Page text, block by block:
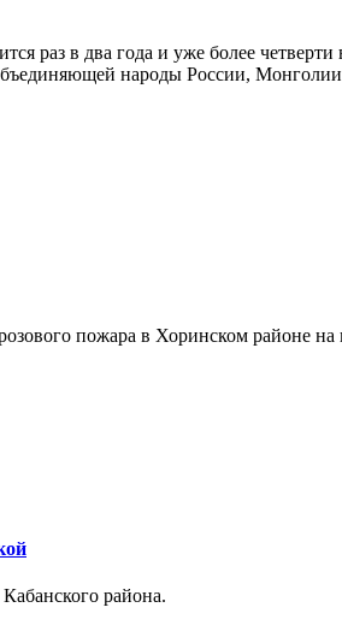
раз в два года и уже более
народы России,
пожара в Хоринском районе на
района.